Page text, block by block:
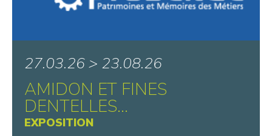
27.03.26 > 23.08.26
AMIDON ET FINES
DENTELLES…
EXPOSITION